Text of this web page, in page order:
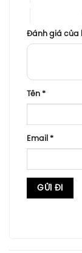
Đánh giá của
Tên *
Email *